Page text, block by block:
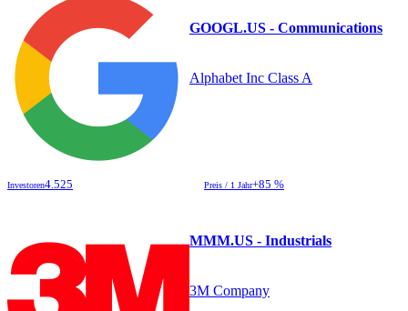
GOOGL.US - Communications
Alphabet Inc Class A
Investoren4.525 Preis / 1 Jahr+85 %
MMM.US - Industrials
3M Company